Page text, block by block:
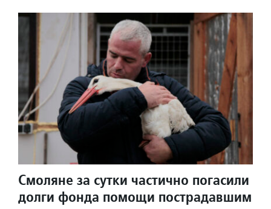
Смоляне за сутки частично погасили
долги фонда помощи пострадавшим